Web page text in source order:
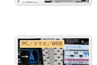
PC／スマホ／WEB